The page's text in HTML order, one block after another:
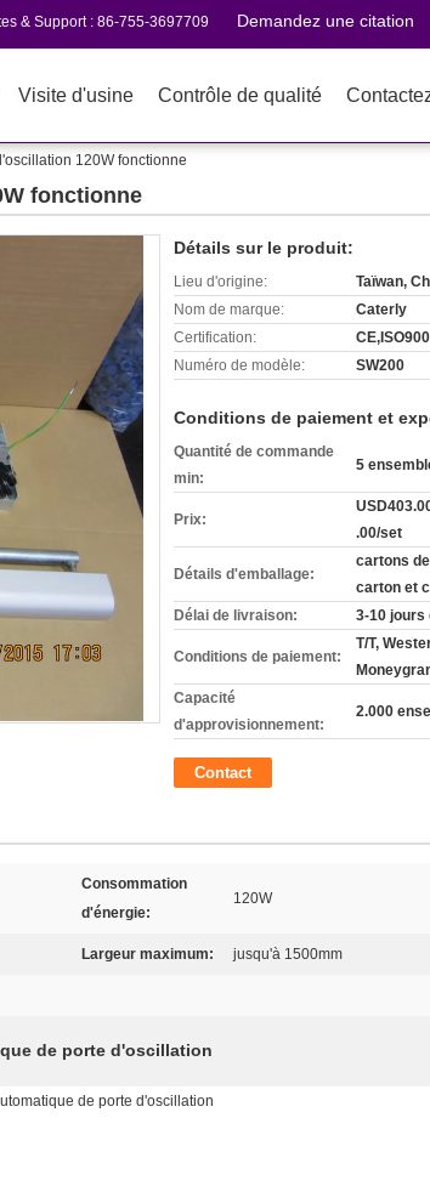
& Support : 86-755-3697709 Demandez une citation
Visite d'usine Contrôle de qualité
120W fonctionne
fonctionne
Détails sur le produit:
Lieu d'origine:
Taïwan,
Nom de marque:
Caterly
Certification:
Numéro de modèle:
SW200
Conditions de paiement et
Quantité de commande
min:
5
Prix:
.00/set
Détails d'emballage:
cartons
carton et
Délai de livraison:
3-10 jours
Conditions de paiement:
T/T,
Capacité
d'approvisionnement:
2.000
Contact
Consommation
d'énergie:
120W
Largeur maximum: jusqu'à 1500mm
de porte d'oscillation
de porte d'oscillation